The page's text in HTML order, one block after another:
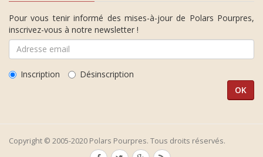
Pour vous tenir informé des mises-à-jour de Polars Pourpres,
inscrivez-vous à notre newsletter !
Inscription Désinscription
Copyright © 2005-2020 Polars Pourpres. Tous droits réservés.